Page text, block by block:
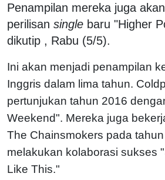
Penampilan mereka juga
perilisan single baru "Higher
dikutip , Rabu (5/5).
Ini akan menjadi penampilan
Inggris dalam lima tahun.
pertunjukan tahun 2016
Weekend". Mereka juga
The Chainsmokers pada
melakukan kolaborasi sukses
Like This."